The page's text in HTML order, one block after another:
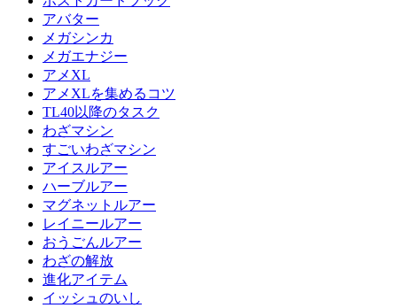
アバター
メガシンカ
メガエナジー
アメXL
アメXLを集めるコツ
TL40以降のタスク
わざマシン
すごいわざマシン
アイスルアー
ハーブルアー
マグネットルアー
レイニールアー
おうごんルアー
わざの解放
進化アイテム
イッシュのいし